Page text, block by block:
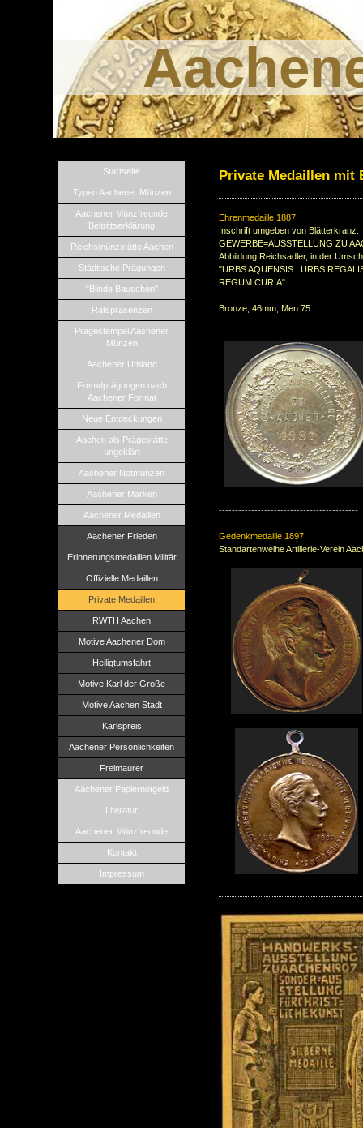
Startseite
Typen Aachener Münzen
Aachener Münzfreunde
Beitrittserklärung
Reichsmünzstätte Aachen
Städtische Prägungen
"Blinde Bauschen"
Ratspräsenzen
Prägestempel Aachener
Münzen
Aachener Umland
Fremdprägungen nach
Aachener Format
Neue Entdeckungen
Aachen als Prägestätte
ungeklärt
Aachener Notmünzen
Aachener Marken
Aachener Medaillen
Aachener Frieden
Erinnerungsmedaillen Militär
Offizielle Medaillen
Private Medaillen
RWTH Aachen
Motive Aachener Dom
Heiligtumsfahrt
Motive Karl der Große
Motive Aachen Stadt
Karlspreis
Aachener Persönlichkeiten
Freimaurer
Aachener Papiernotgeld
Literatur
Aachener Münzfreunde
Kontakt
Impressum
Private Medaillen mit
Ehrenmedaille 1887
Inschrift umgeben von Blätterkranz:
GEWERBE=AUSSTELLUNG ZU
Abbildung Reichsadler, in der
"URBS AQUENSIS . URBS
REGUM CURIA"
Bronze, 46mm, Men 75
-------------------------------------------
Gedenkmedaille 1897
Standartenweihe Artillerie-Verein